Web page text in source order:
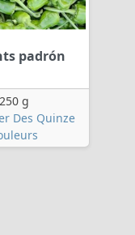
padrón
250 g
Des Quinze